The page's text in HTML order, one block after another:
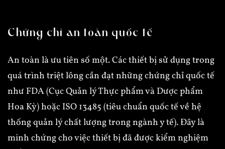
Chứng chỉ an toàn quốc tế
An toàn là ưu tiên số một. Các thiết bị sử dụng trong
quá trình triệt lông cần đạt những chứng chỉ quốc tế
như FDA (Cục Quản lý Thực phẩm và Dược phẩm
Hoa Kỳ) hoặc ISO 13485 (tiêu chuẩn quốc tế về hệ
thống quản lý chất lượng trong ngành y tế). Đây là
minh chứng cho việc thiết bị đã được kiểm nghiệm